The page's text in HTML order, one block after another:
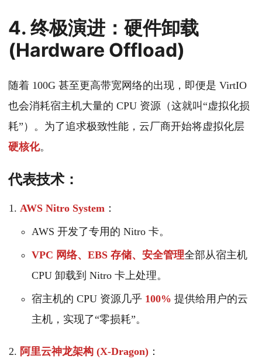
4. 终极演进：硬件卸载
(Hardware Offload)
随着 100G 甚至更高带宽网络的出现，即便是 VirtIO
也会消耗宿主机大量的 CPU 资源（这就叫“虚拟化损
耗”）。为了追求极致性能，云厂商开始将虚拟化层
硬核化。
代表技术：
AWS Nitro System ：
AWS 开发了专用的 Nitro 卡。
VPC 网络、EBS 存储、安全管理全部从宿主机
CPU 卸载到 Nitro 卡上处理。
宿主机的 CPU 资源几乎 100% 提供给用户的云
主机，实现了“零损耗”。
阿里云神龙架构 (X-Dragon) ：